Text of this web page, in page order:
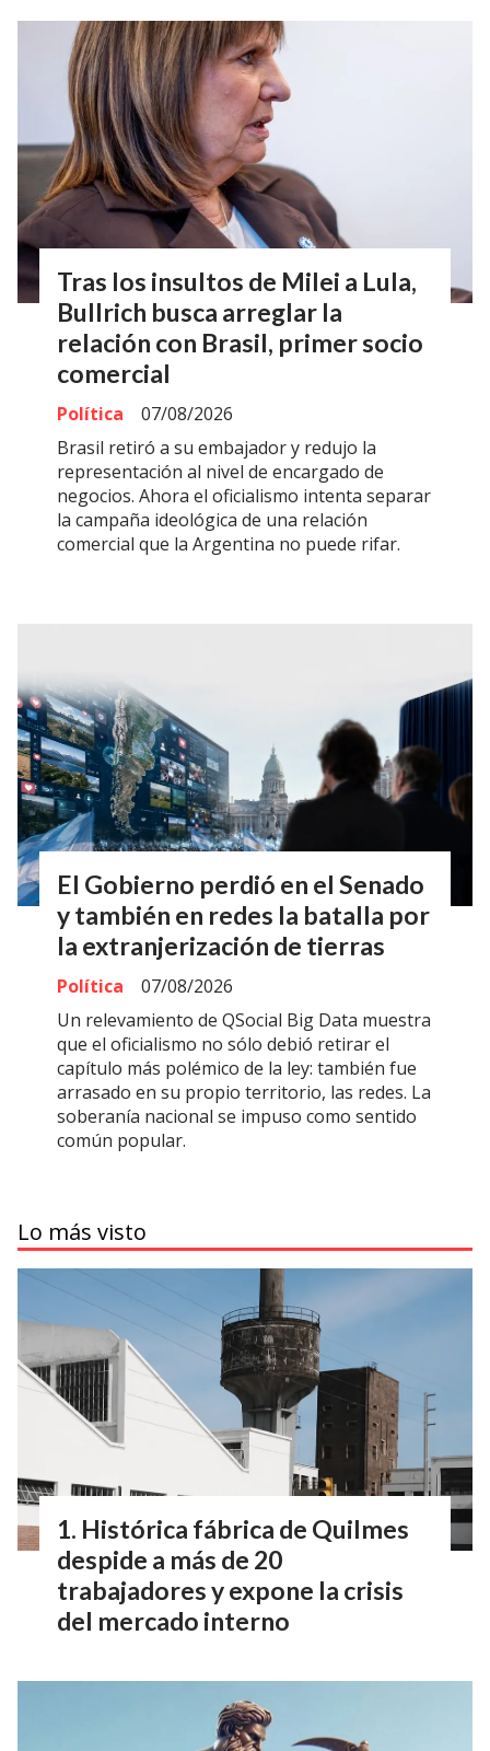
Tras los insultos de Milei a Lula,
Bullrich busca arreglar la
relación con Brasil, primer socio
comercial
Política
07/08/2026
Brasil retiró a su embajador y redujo la
representación al nivel de encargado de
negocios. Ahora el oficialismo intenta separar
la campaña ideológica de una relación
comercial que la Argentina no puede rifar.
El Gobierno perdió en el Senado
y también en redes la batalla por
la extranjerización de tierras
Política
07/08/2026
Un relevamiento de QSocial Big Data muestra
que el oficialismo no sólo debió retirar el
capítulo más polémico de la ley: también fue
arrasado en su propio territorio, las redes. La
soberanía nacional se impuso como sentido
común popular.
Lo más visto
Histórica fábrica de Quilmes
despide a más de 20
trabajadores y expone la crisis
del mercado interno